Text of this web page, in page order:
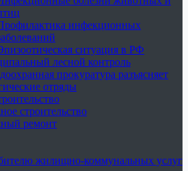
инфекционных
ситуация в РФ
лесной контроль
прокуратура разъясняет
отряды
строительство
ремонт
жилищно-коммунальных услуг